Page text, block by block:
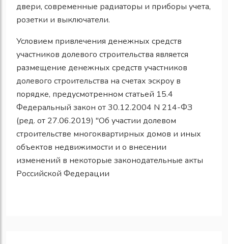
двери, современные радиаторы и приборы учета,
розетки и выключатели.
Условием привлечения денежных средств
участников долевого строительства является
размещение денежных средств участников
долевого строительства на счетах эскроу в
порядке, предусмотренном статьей 15.4
Федеральный закон от 30.12.2004 N 214-ФЗ
(ред. от 27.06.2019) "Об участии долевом
строительстве многоквартирных домов и иных
объектов недвижимости и о внесении
изменений в некоторые законодательные акты
Российской Федерации